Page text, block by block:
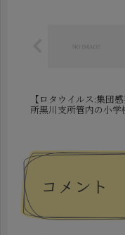
【ロタウイルス:集団
所黒川支所管内の小学
コメント